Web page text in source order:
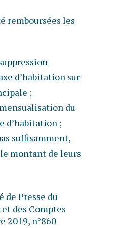
remboursées les
d’habitation sur
;
du
d’habitation ;
suffisamment,
montant de leurs
de Presse du
des Comptes
2019, n°860